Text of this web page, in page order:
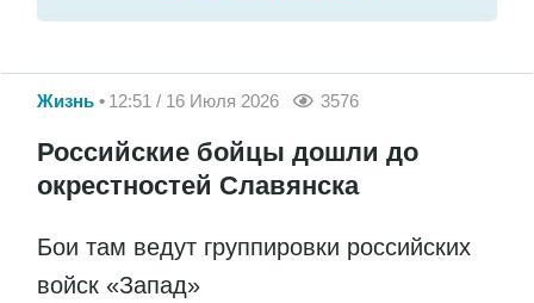
Жизнь 12:51 / 16 Июля 2026 3576
Российские бойцы дошли до
окрестностей Славянска
Бои там ведут группировки российских
войск «Запад»